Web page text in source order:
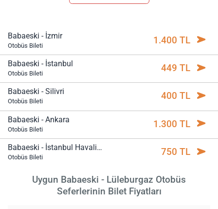
Babaeski - İzmir
Otobüs Bileti 1.400 TL
Babaeski - İstanbul
Otobüs Bileti 449 TL
Babaeski - Silivri
Otobüs Bileti 400 TL
Babaeski - Ankara
Otobüs Bileti 1.300 TL
Babaeski - İstanbul Havalimanı
Otobüs Bileti 750 TL
Uygun Babaeski - Lüleburgaz Otobüs
Seferlerinin Bilet Fiyatları